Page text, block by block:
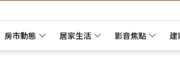
房市動態 居家生活 影音焦點 建